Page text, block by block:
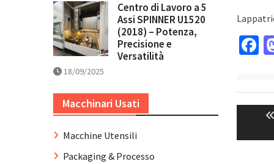
articoli
Centro di Lavoro a 5
Assi SPINNER U1520
(2018) – Potenza,
Precisione e
Versatilità
18/09/2025
Macchinari Usati
Macchine Utensili
Packaging & Processo